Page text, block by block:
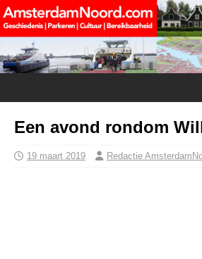
Een avond rondom
19 maart 2019 Redactie